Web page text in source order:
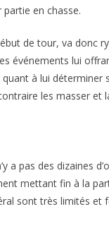
en chasse.
de tour, va donc
événements lui
à lui déterminer
les masser et
a pas des dizaines
mettant fin à la
sont très limités et